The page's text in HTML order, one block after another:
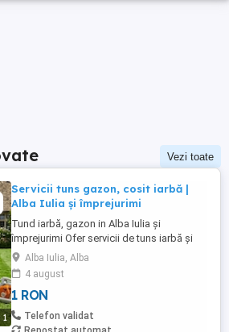
Vezi toate
1
Servicii tuns gazon, cosit iarbă |
Alba Iulia și împrejurimi
Tund iarbă, gazon in Alba Iulia și
împrejurimi Ofer servicii de tuns iarbă și
întreținere curți în Alba Iulia si localitatile
din apropiere. Cu ce vă pot ajuta: Tuns
gazon (cu mașină cu coș, adun și curăț
iarba). Cosit iarbă mare sau bălării în livezi,
grădini și terenuri libere. Am duba proprie
...
Alba Iulia, Alba
4 august
1 RON
Telefon validat